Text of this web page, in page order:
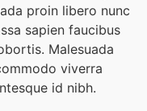
proin libero nunc
sapien faucibus
Malesuada
viverra
id nibh.